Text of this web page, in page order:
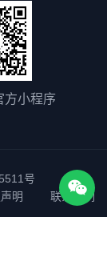
方小程序
号
明 联系我们